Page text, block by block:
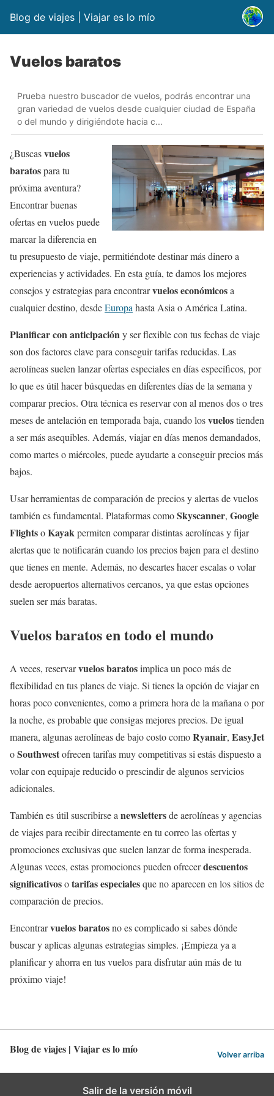
Blog de viajes | Viajar es lo mío
Vuelos baratos
Prueba nuestro buscador de vuelos, podrás encontrar una
gran variedad de vuelos desde cualquier ciudad de España
o del mundo y dirigiéndote hacia c...
¿Buscasvuelos
baratospara tu
próxima aventura?
Encontrar buenas
ofertas en vuelos puede
marcar la diferencia en
tu presupuesto de viaje, permitiéndote destinar más dinero a
experiencias y actividades. En esta guía, te damos los mejores
consejos y estrategias para encontrarvuelos económicosa
cualquier destino, desdeEuropa hasta Asia o América Latina.
Planificar con anticipacióny ser flexible con tus fechas de viaje
son dos factores clave para conseguir tarifas reducidas. Las
aerolíneas suelen lanzar ofertas especiales en días específicos, por
lo que es útil hacer búsquedas en diferentes días de la semana y
comparar precios. Otra técnica es reservar con al menos dos o tres
meses de antelación en temporada baja, cuando losvuelostienden
a ser más asequibles. Además, viajar en días menos demandados,
como martes o miércoles, puede ayudarte a conseguir precios más
bajos.
Usar herramientas de comparación de precios y alertas de vuelos
también es fundamental. Plataformas comoSkyscanner, Google
FlightsoKayakpermiten comparar distintas aerolíneas y fijar
alertas que te notificarán cuando los precios bajen para el destino
que tienes en mente. Además, no descartes hacer escalas o volar
desde aeropuertos alternativos cercanos, ya que estas opciones
suelen ser más baratas.
Vuelos baratos en todo el mundo
A veces, reservarvuelos baratosimplica un poco más de
flexibilidad en tus planes de viaje. Si tienes la opción de viajar en
horas poco convenientes, como a primera hora de la mañana o por
la noche, es probable que consigas mejores precios. De igual
manera, algunas aerolíneas de bajo costo comoRyanair, EasyJet
oSouthwestofrecen tarifas muy competitivas si estás dispuesto a
volar con equipaje reducido o prescindir de algunos servicios
adicionales.
También es útil suscribirse a newslettersde aerolíneas y agencias
de viajes para recibir directamente en tu correo las ofertas y
promociones exclusivas que suelen lanzar de forma inesperada.
Algunas veces, estas promociones pueden ofrecerdescuentos
significativosotarifas especialesque no aparecen en los sitios de
comparación de precios.
Encontrarvuelos baratosno es complicado si sabes dónde
buscar y aplicas algunas estrategias simples. ¡Empieza ya a
planificar y ahorra en tus vuelos para disfrutar aún más de tu
próximo viaje!
Blog de viajes | Viajar es lo mío Volver arriba
Salir de la versión móvil